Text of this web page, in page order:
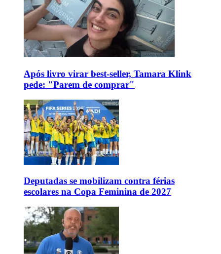
Após livro virar best-seller, Tamara Klink
pede: "Parem de comprar"
Deputadas se mobilizam contra férias
escolares na Copa Feminina de 2027